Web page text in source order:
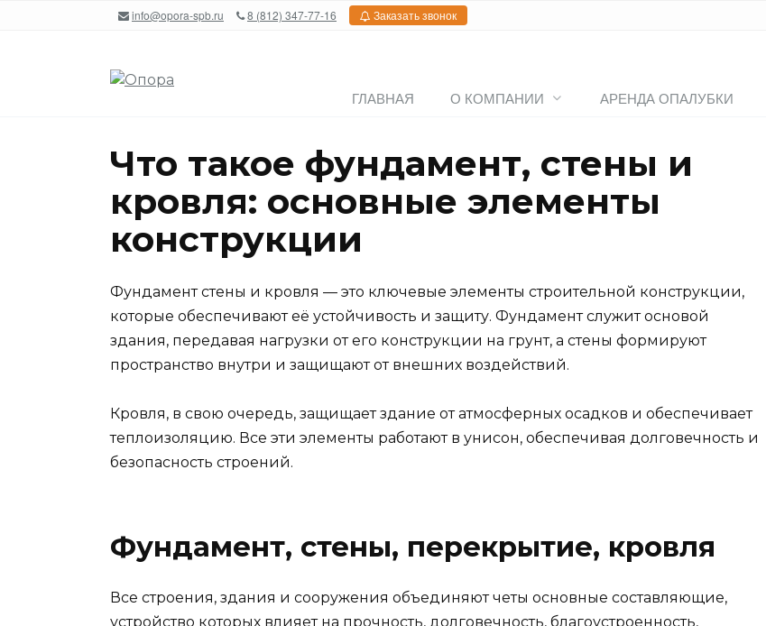
info@opora-spb.ru 8 (812) 347-77-16 Заказать звонок
ГЛАВНАЯ О КОМПАНИИ АРЕНДА ОПАЛУБКИ
Что такое фундамент, стены и
кровля: основные элементы
конструкции
Фундамент стены и кровля — это ключевые элементы строительной конструкции,
которые обеспечивают её устойчивость и защиту. Фундамент служит основой
здания, передавая нагрузки от его конструкции на грунт, а стены формируют
пространство внутри и защищают от внешних воздействий.
Кровля, в свою очередь, защищает здание от атмосферных осадков и обеспечивает
теплоизоляцию. Все эти элементы работают в унисон, обеспечивая долговечность и
безопасность строений.
Фундамент, стены, перекрытие, кровля
Все строения, здания и сооружения объединяют четы основные составляющие,
устройство которых влияет на прочность, долговечность, благоустроенность,